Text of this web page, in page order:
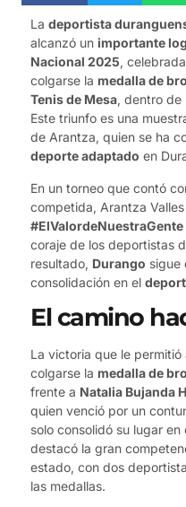
La deportista
alcanzó un importante
Nacional 2025,
colgarse la medalla de
Tenis de Mesa, dentro de
Este triunfo es una
de Arantza, quien se ha
deporte adaptado en
En un torneo que contó
competida, Arantza
#ElValordeNuestraGente
coraje de los deportistas
resultado, Durango sigue
consolidación en el
El camino
La victoria que le permitió
colgarse la medalla de
frente a Natalia Bujanda
quien venció por un
solo consolidó su lugar
destacó la gran
estado, con dos
las medallas.